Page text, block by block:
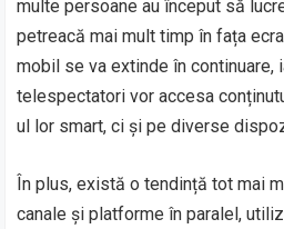
multe persoane au început să
petreacă mai mult timp în fața
mobil se va extinde în continuare,
telespectatori vor accesa
ul lor smart, ci și pe diverse
În plus, există o tendință tot mai
canale și platforme în paralel,